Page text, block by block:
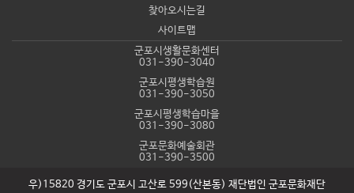
찾아오시는길
사이트맵
군포시생활문화센터
031-390-3040
군포시평생학습원
031-390-3050
군포시평생학습마을
031-390-3080
군포문화예술회관
031-390-3500
우)15820 경기도 군포시 고산로 599(산본동) 재단법인 군포문화재단